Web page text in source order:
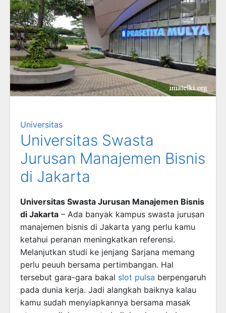
Universitas
Universitas Swasta
Jurusan Manajemen Bisnis
di Jakarta
Universitas Swasta Jurusan Manajemen Bisnis
di Jakarta – Ada banyak kampus swasta jurusan
manajemen bisnis di Jakarta yang perlu kamu
ketahui peranan meningkatkan referensi.
Melanjutkan studi ke jenjang Sarjana memang
perlu peuuh bersama pertimbangan. Hal
tersebut gara-gara bakal slot pulsa berpengaruh
pada dunia kerja. Jadi alangkah baiknya kalau
kamu sudah menyiapkannya bersama masak